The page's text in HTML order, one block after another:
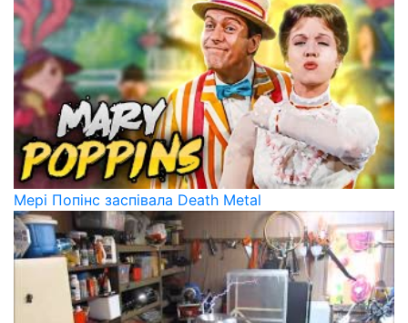
Мері Попінс заспівала Death Metal